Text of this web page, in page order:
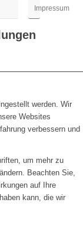
Impressum
werden. Wir
Websites
verbessern und
um mehr zu
Beachten Sie,
auf Ihre
kann, die wir